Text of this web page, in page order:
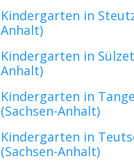
Kindergarten in
Anhalt)
Kindergarten in
Anhalt)
Kindergarten in
(Sachsen-Anhalt)
Kindergarten in
(Sachsen-Anhalt)